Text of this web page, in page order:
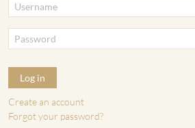
Log in
Create an account
Forgot your password?